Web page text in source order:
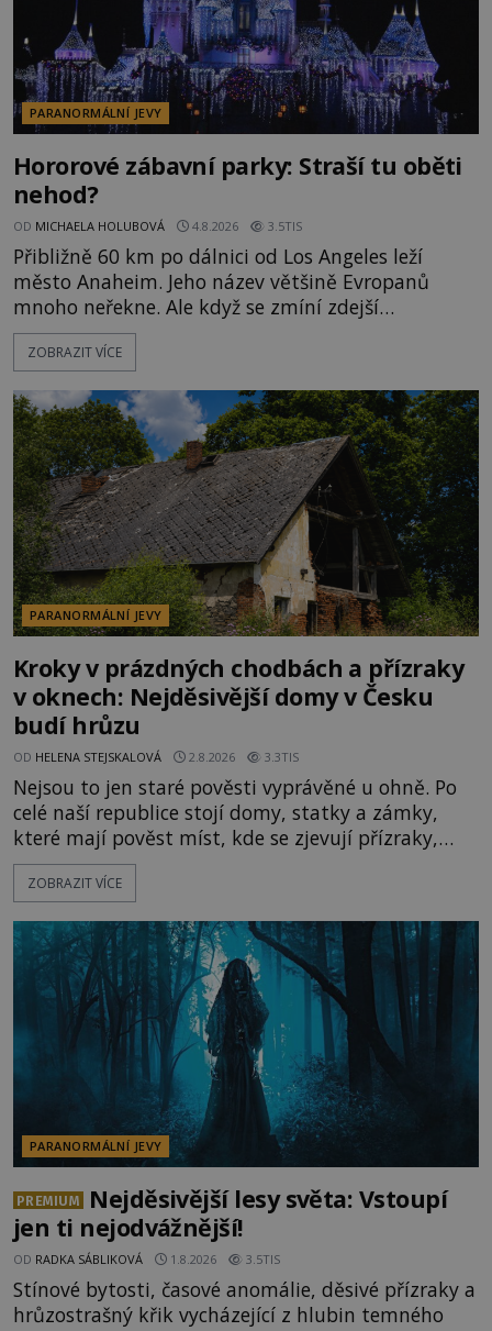
PARANORMÁLNÍ JEVY
Hororové zábavní parky: Straší tu oběti
nehod?
OD MICHAELA HOLUBOVÁ 4.8.2026 3.5TIS
Přibližně 60 km po dálnici od Los Angeles leží
město Anaheim. Jeho název většině Evropanů
mnoho neřekne. Ale když se zmíní zdejší
Disneyland, je hned jasno. Zábavní park vyroste na
poklidném místě bývalého sadu pomerančovníků.
kolem 17 000 000 zábavychtivých lidí ročně. A ač je
velká snaha to utajit, někteří z
ZOBRAZIT VÍCE
PARANORMÁLNÍ JEVY
Kroky v prázdných chodbách a přízraky
v oknech: Nejděsivější domy v Česku
budí hrůzu
OD HELENA STEJSKALOVÁ 2.8.2026 3.3TIS
Nejsou to jen staré pověsti vyprávěné u ohně. Po
celé naší republice stojí domy, statky a zámky,
které mají pověst míst, kde se zjevují přízraky,
ozývají nevysvětlitelné zvuky nebo se dějí podivné
jevy. Zatímco historici většinou hledají racionální
lokality vykazují nápadně podobná svědectví po
celé generace. A právě tato opakující se svědectví
ZOBRAZIT VÍCE
PARANORMÁLNÍ JEVY
PREMIUM
Nejděsivější lesy světa: Vstoupí
jen ti nejodvážnější!
OD RADKA SÁBLIKOVÁ 1.8.2026 3.5TIS
Stínové bytosti, časové anomálie, děsivé přízraky a
hrůzostrašný křik vycházející z hlubin temného